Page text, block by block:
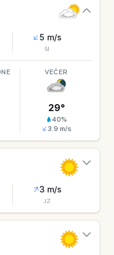
5 m/s
SI
VEČER
29°
40%
3.9 m/s
3 m/s
JZ